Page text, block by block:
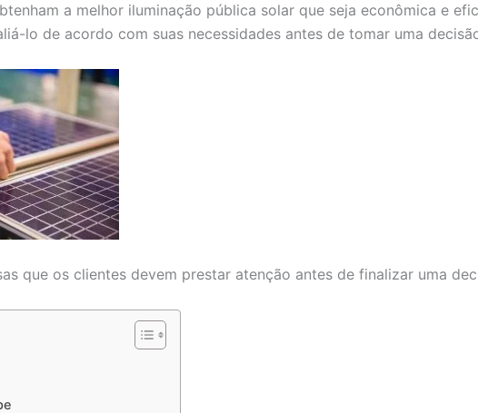
a melhor iluminação pública solar que seja econômica e
lo de acordo com suas necessidades antes de tomar uma
que os clientes devem prestar atenção antes de finalizar uma